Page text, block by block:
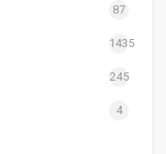
87
1435
245
4